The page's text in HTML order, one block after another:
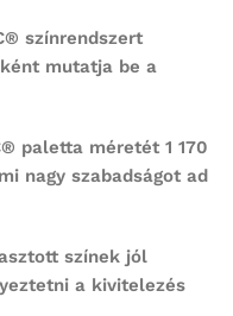
színrendszert
mutatja be a
paletta méretét 1 170
nagy szabadságot ad
színek jól
a kivitelezés